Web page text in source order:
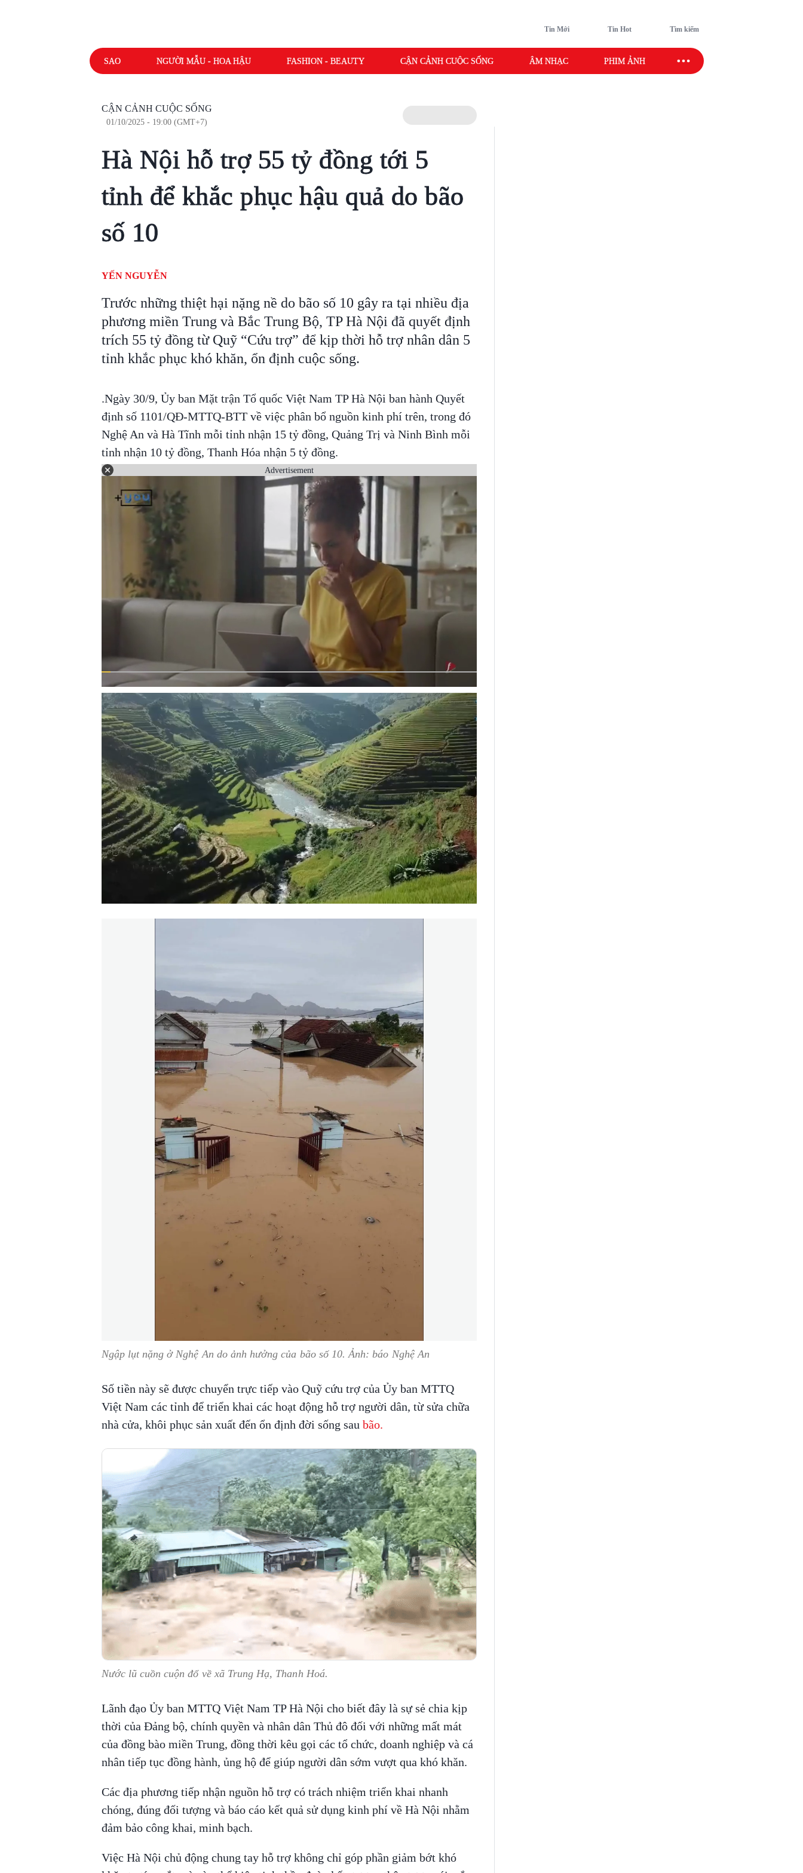
Tin Mới Tin Hot Tìm kiếm
SAO NGƯỜI MẪU - HOA HẬU FASHION - BEAUTY CẬN CẢNH CUỘC SỐNG ÂM NHẠC PHIM ẢNH SAO SPORT
CẬN CẢNH CUỘC SỐNG
01/10/2025 - 19:00 (GMT+7)
Hà Nội hỗ trợ 55 tỷ đồng tới 5
tỉnh để khắc phục hậu quả do bão
số 10
YẾN NGUYỄN
Trước những thiệt hại nặng nề do bão số 10 gây ra tại nhiều địa
phương miền Trung và Bắc Trung Bộ, TP Hà Nội đã quyết định
trích 55 tỷ đồng từ Quỹ “Cứu trợ” để kịp thời hỗ trợ nhân dân 5
tỉnh khắc phục khó khăn, ổn định cuộc sống.
.Ngày 30/9, Ủy ban Mặt trận Tổ quốc Việt Nam TP Hà Nội ban hành Quyết
định số 1101/QĐ-MTTQ-BTT về việc phân bổ nguồn kinh phí trên, trong đó
Nghệ An và Hà Tĩnh mỗi tỉnh nhận 15 tỷ đồng, Quảng Trị và Ninh Bình mỗi
tỉnh nhận 10 tỷ đồng, Thanh Hóa nhận 5 tỷ đồng.
Advertisement
Ngập lụt nặng ở Nghệ An do ảnh hưởng của bão số 10. Ảnh: báo Nghệ An
Số tiền này sẽ được chuyển trực tiếp vào Quỹ cứu trợ của Ủy ban MTTQ
Việt Nam các tỉnh để triển khai các hoạt động hỗ trợ người dân, từ sửa chữa
nhà cửa, khôi phục sản xuất đến ổn định đời sống sau bão.
Nước lũ cuồn cuộn đổ về xã Trung Hạ, Thanh Hoá.
Lãnh đạo Ủy ban MTTQ Việt Nam TP Hà Nội cho biết đây là sự sẻ chia kịp
thời của Đảng bộ, chính quyền và nhân dân Thủ đô đối với những mất mát
của đồng bào miền Trung, đồng thời kêu gọi các tổ chức, doanh nghiệp và cá
nhân tiếp tục đồng hành, ủng hộ để giúp người dân sớm vượt qua khó khăn.
Các địa phương tiếp nhận nguồn hỗ trợ có trách nhiệm triển khai nhanh
chóng, đúng đối tượng và báo cáo kết quả sử dụng kinh phí về Hà Nội nhằm
đảm bảo công khai, minh bạch.
Việc Hà Nội chủ động chung tay hỗ trợ không chỉ góp phần giảm bớt khó